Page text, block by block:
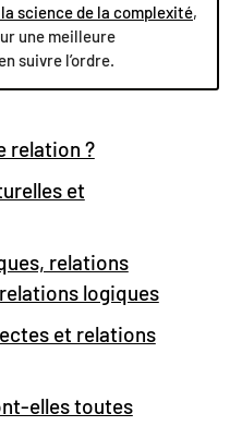
science de la complexité,
une meilleure
suivre l’ordre.
relation ?
et
relations
logiques
et relations
elles toutes